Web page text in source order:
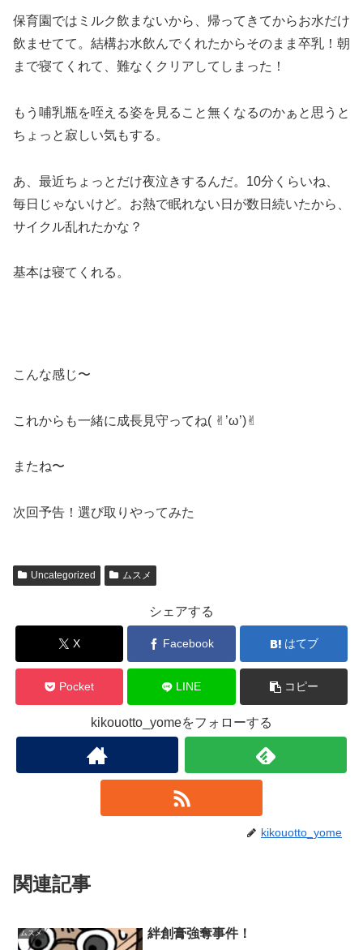
保育園ではミルク飲まないから、帰ってきてからお水だけ
飲ませてて。結構お水飲んでくれたからそのまま卒乳！朝
まで寝てくれて、難なくクリアしてしまった！
もう哺乳瓶を咥える姿を見ること無くなるのかぁと思うと
ちょっと寂しい気もする。
あ、最近ちょっとだけ夜泣きするんだ。10分くらいね、
毎日じゃないけど。お熱で眠れない日が数日続いたから、
サイクル乱れたかな？
基本は寝てくれる。
こんな感じ〜
これからも一緒に成長見守ってね( ✌︎’ω’)✌︎
またね〜
次回予告！選び取りやってみた
Uncategorized ムスメ
シェアする
X Facebook はてブ
Pocket LINE コピー
kikouotto_yomeをフォローする
kikouotto_yome
関連記事
ムスメ 絆創膏強奪事件！